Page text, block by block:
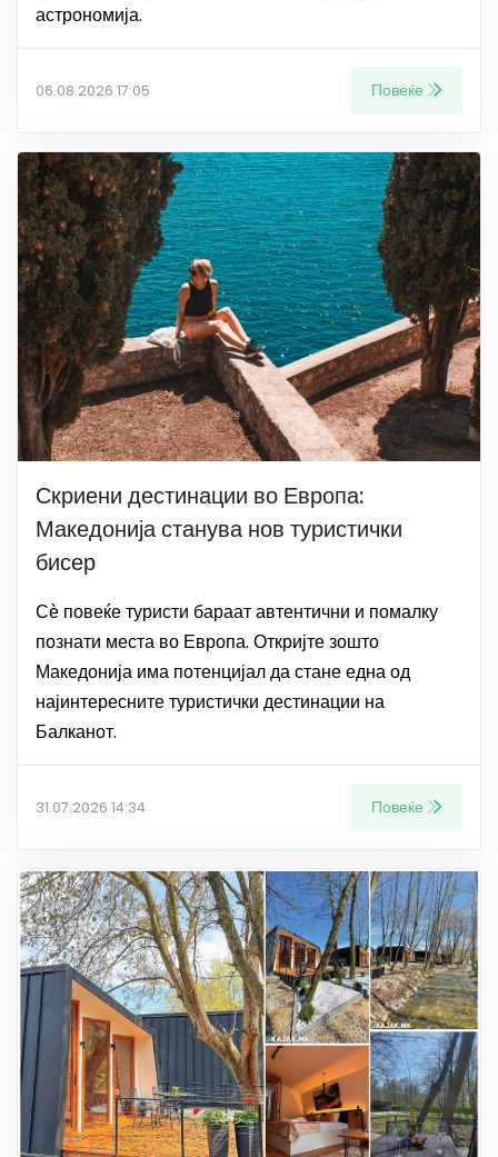
астрономија.
06.08.2026 17:05 Повеќе
Скриени дестинации во Европа:
Македонија станува нов туристички
бисер
Сѐ повеќе туристи бараат автентични и помалку
познати места во Европа. Откријте зошто
Македонија има потенцијал да стане една од
најинтересните туристички дестинации на
Балканот.
31.07.2026 14:34 Повеќе